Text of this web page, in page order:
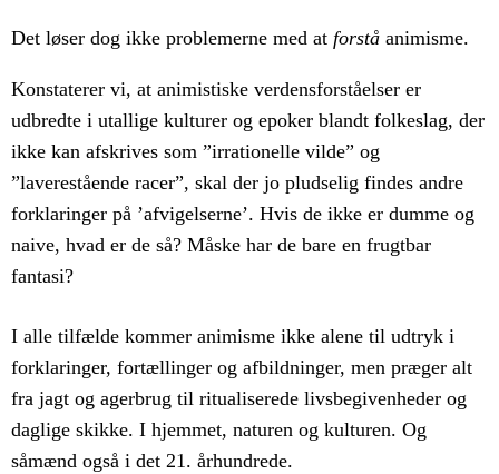
Det løser dog ikke problemerne med at forstå animisme.
Konstaterer vi, at animistiske verdensforståelser er
udbredte i utallige kulturer og epoker blandt folkeslag, der
ikke kan afskrives som ”irrationelle vilde” og
”laverestående racer”, skal der jo pludselig findes andre
forklaringer på ’afvigelserne’. Hvis de ikke er dumme og
naive, hvad er de så? Måske har de bare en frugtbar
fantasi?
I alle tilfælde kommer animisme ikke alene til udtryk i
forklaringer, fortællinger og afbildninger, men præger alt
fra jagt og agerbrug til ritualiserede livsbegivenheder og
daglige skikke. I hjemmet, naturen og kulturen. Og
såmænd også i det 21. århundrede.